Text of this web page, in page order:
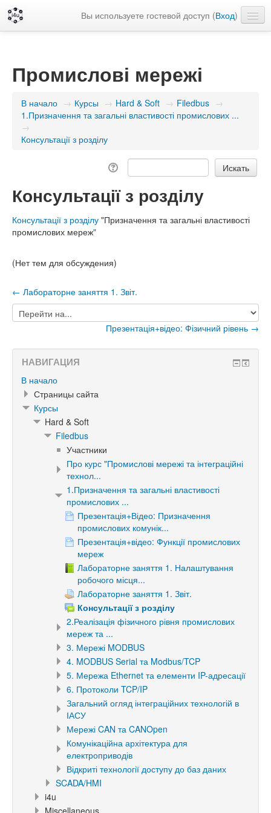
Вы используете гостевой доступ (Вход)
Промислові мережі
В начало → Курсы → Hard & Soft → Filedbus →
1.Призначення та загальні властивості промислових ...
→
Консультації з розділу
Консультації з розділу
Консультації з розділу "Призначення та загальні властивості
промислових мереж"
(Нет тем для обсуждения)
← Лабораторне заняття 1. Звіт.
Перейти
на...
Презентація+відео: Фізичний рівень →
НАВИГАЦИЯ
В начало
Страницы сайта
Курсы
Hard & Soft
Filedbus
Участники
Про курс "Промислові мережі та інтеграційні
технол...
1.Призначення та загальні властивості
промислових ...
Презентація+Відео: Призначення
промислових комунік...
Презентація+відео: Функції промислових
мереж
Лабораторне заняття 1. Налаштування
робочого місця...
Лабораторне заняття 1. Звіт.
Консультації з розділу
2.Реалізація фізичного рівня промислових
мереж та ...
3. Мережі MODBUS
4. MODBUS Serial та Modbus/TCP
5. Мережа Ethernet та елементи IP-адресації
6. Протоколи TCP/IP
Загальний огляд інтеграційних технологій в
ІАСУ
Мережі CAN та CANOpen
Комунікаційна архітектура для
електроприводів
Відкриті технології доступу до баз даних
SCADA/HMI
i4u
Miscellaneous